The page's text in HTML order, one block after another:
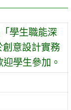
學生職能深
意設計實務
學生參加。